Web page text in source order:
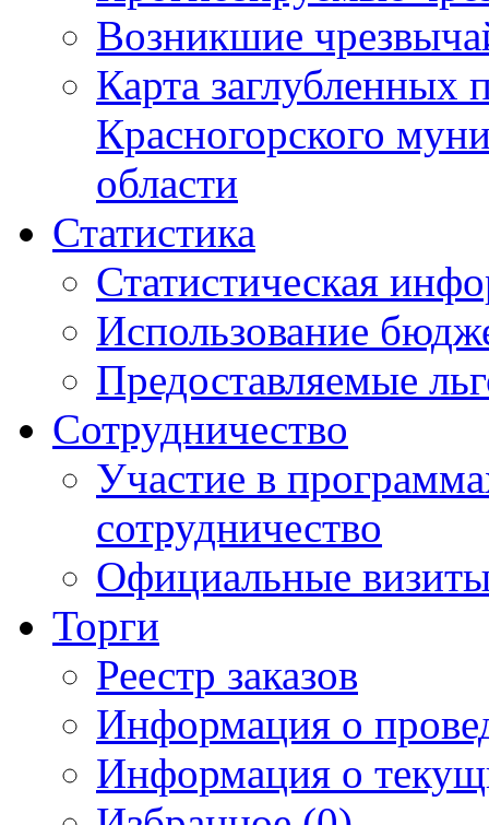
Возникшие
Карта
Красногорского
области
Статистика
Статистическая
Использование
Предоставляемые
Сотрудничество
Участие в
сотрудничество
Официальные
Торги
Реестр заказов
Информация о
Информация о